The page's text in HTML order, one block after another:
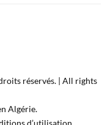
réservés. | All rights
Algérie.
d’utilisation